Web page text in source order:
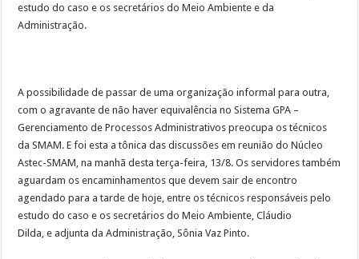
estudo do caso e os secretários do Meio Ambiente e da
Administração.
A possibilidade de passar de uma organização informal para outra,
com o agravante de não haver equivalência no Sistema GPA –
Gerenciamento de Processos Administrativos preocupa os técnicos
da SMAM. E foi esta a tônica das discussões em reunião do Núcleo
Astec-SMAM, na manhã desta terça-feira, 13/8. Os servidores também
aguardam os encaminhamentos que devem sair de encontro
agendado para a tarde de hoje, entre os técnicos responsáveis pelo
estudo do caso e os secretários do Meio Ambiente, Cláudio
Dilda, e adjunta da Administração, Sônia Vaz Pinto.